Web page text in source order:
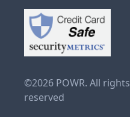
©2026 POWR. All rights
reserved